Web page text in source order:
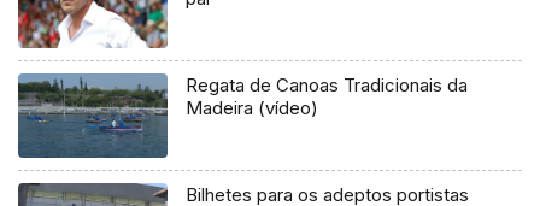
Regata de Canoas Tradicionais da
Madeira (vídeo)
Bilhetes para os adeptos portistas